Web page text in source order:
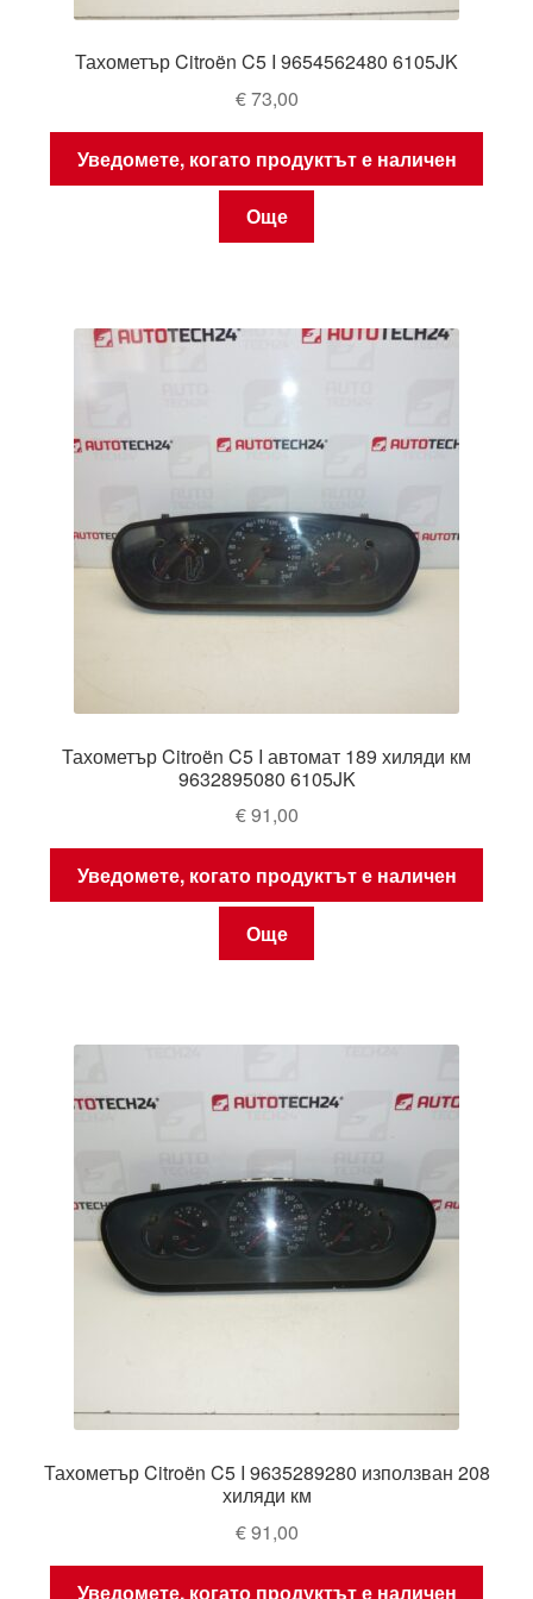
Тахометър Citroën C5 I 9654562480 6105JK
€73,00
Уведомете, когато продуктът е наличен
Още
Тахометър Citroën C5 I автомат 189 хиляди км
9632895080 6105JK
€91,00
Уведомете, когато продуктът е наличен
Още
Тахометър Citroën C5 I 9635289280 използван 208
хиляди км
€91,00
Уведомете, когато продуктът е наличен